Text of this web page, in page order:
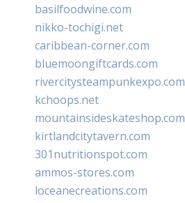
basilfoodwine.com
nikko-tochigi.net
caribbean-corner.com
bluemoongiftcards.com
rivercitysteampunkexpo.com
kchoops.net
mountainsideskateshop.com
kirtlandcitytavern.com
301nutritionspot.com
ammos-stores.com
loceanecreations.com